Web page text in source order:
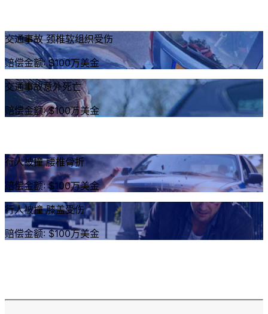
交通事故 颈椎软组织受伤
赔偿金额: $100万美金
交通事故意外死亡
赔偿金额: $100万美金
行人被撞 腰椎骨折
赔偿金额: $100万美金
行人被撞 膝盖受伤
赔偿金额: $100万美金